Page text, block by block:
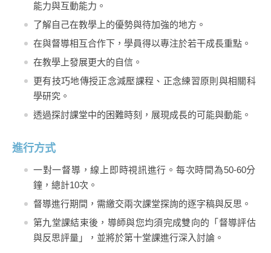
能力與互動能力。
了解自己在教學上的優勢與待加強的地方。
在與督導相互合作下，學員得以專注於若干成長重點。
在教學上發展更大的自信。
更有技巧地傳授正念減壓課程、正念練習原則與相關科
學研究。
透過探討課堂中的困難時刻，展現成長的可能與動能。
進行方式
一對一督導，線上即時視訊進行。每次時間為50-60分
鐘，總計10次。
督導進行期間，需繳交兩次課堂探詢的逐字稿與反思。
第九堂課結束後，導師與您均須完成雙向的「督導評估
與反思評量」，並將於第十堂課進行深入討論。